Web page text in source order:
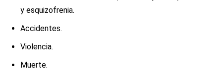
y esquizofrenia.
Accidentes.
Violencia.
Muerte.